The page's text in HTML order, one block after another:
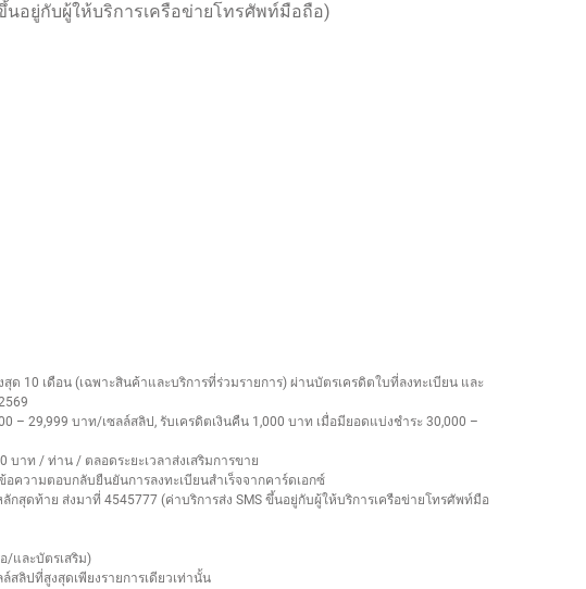
นอยู่กับผู้ให้บริการเครือข่ายโทรศัพท์มือถือ)
ด 10 เดือน (เฉพาะสินค้าและบริการที่ร่วมรายการ) ผ่านบัตรเครดิตใบที่ลงทะเบียน และ
– 29,999 บาท/เซลล์สลิป, รับเครดิตเงินคืน 1,000 บาท เมื่อมียอดแบ่งชำระ 30,000 –
บาท / ท่าน / ตลอดระยะเวลาส่งเสริมการขาย
อความตอบกลับยืนยันการลงทะเบียนสำเร็จจากคาร์ดเอกซ์
กสุดท้าย ส่งมาที่ 4545777 (ค่าบริการส่ง SMS ขึ้นอยู่กับผู้ให้บริการเครือข่ายโทรศัพท์มือ
/และบัตรเสริม)
ลิปที่สูงสุดเพียงรายการเดียวเท่านั้น